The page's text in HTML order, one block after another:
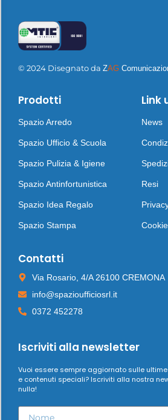
© 2024 Disegnato da ZAG
Prodotti
Spazio Arredo
Spazio Ufficio & Scuola
Spazio Pulizia & Igiene
Spazio Antinfortunistica
Spazio Idea Regalo
Spazio Stampa
Link
News
Resi
Contatti
Via Rosario, 4/A 26100 CREMONA
info@spazioufficiosrl.it
0372 452278
Iscriviti alla newsletter
Vuoi essere sempre aggiornato sulle
e contenuti speciali? Iscriviti alla nostra
nulla!